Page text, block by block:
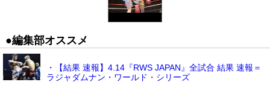
●編集部オススメ
・【結果 速報】4.14『RWS JAPAN』全試合 結果 速報＝
ラジャダムナン・ワールド・シリーズ